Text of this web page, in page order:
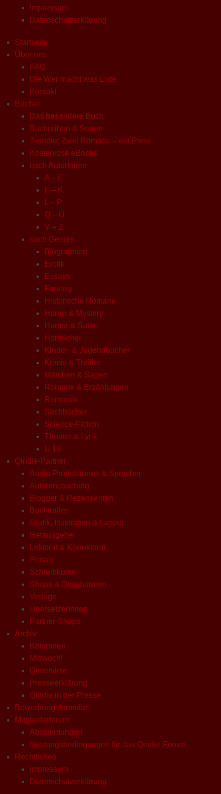
Impressum
Datenschutzerklärung
Startseite
Über uns
FAQ
Die Wer macht was Liste
Kontakt
Bücher
Das besondere Buch
Buchreihen & Serien
Twindie: Zwei Romane – ein Preis
Kostenlose eBooks
nach AutorInnen
A – E
F – K
L – P
Q – U
V – Z
nach Genres
Biographien
Erotik
Essays
Fantasy
Historische Romane
Horror & Mystery
Humor & Satire
Hörbücher
Kinder- & Jugendbücher
Krimis & Thriller
Märchen & Sagen
Romane & Erzählungen
Romantik
Sachbücher
Science-Fiction
Theater & Lyrik
U 18
Qindie-Partner
Audio-Produktionen & Sprecher
Autorencoaching
Blogger & Rezensenten
Buchtrailer
Grafik, Illustration & Layout
Herausgeber
Lektorat & Korrektorat
Portale
Schreibkurse
Shops & Distributoren
Verlage
ÜbersetzerInnen
Partner-Shops
Archiv
Kolumnen
Mittwoch!
Qinterview
Presseerklärung
Qindie in der Presse
Bewerbungsformular
Mitgliederforum
Abstimmungen
Nutzungsbedingungen für das Qindie-Forum
Rechtliches
Impressum
Datenschutzerklärung